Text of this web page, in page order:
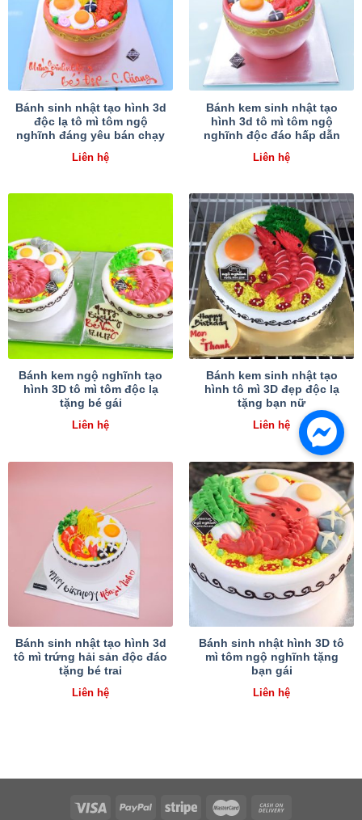
Bánh sinh nhật tạo hình 3d
độc lạ tô mì tôm ngộ
nghĩnh đáng yêu bán chạy
Liên hệ
Bánh kem sinh nhật tạo
hình 3d tô mì tôm ngộ
nghĩnh độc đáo hấp dẫn
Liên hệ
Bánh kem ngộ nghĩnh tạo
hình 3D tô mì tôm độc lạ
tặng bé gái
Liên hệ
Bánh kem sinh nhật tạo
hình tô mì 3D đẹp độc lạ
tặng bạn nữ
Liên hệ
Bánh sinh nhật tạo hình 3d
tô mì trứng hải sản độc đáo
tặng bé trai
Liên hệ
Bánh sinh nhật hình 3D tô
mì tôm ngộ nghĩnh tặng
bạn gái
Liên hệ